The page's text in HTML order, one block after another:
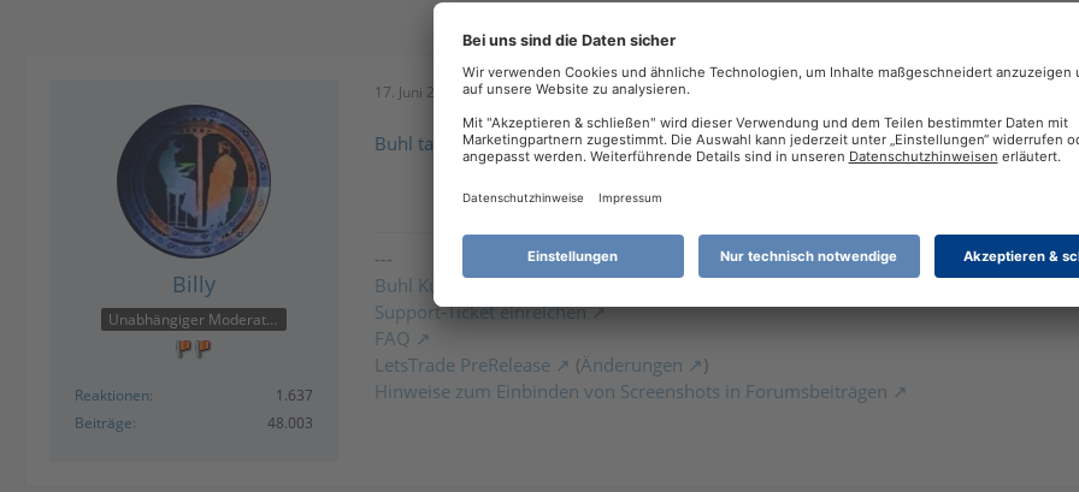
Billy
Unabhängiger Moderator
Reaktionen
1.637
Beiträge
48.003
17. Juni 2025 um 13:37
Buhl tax Forum
---
Buhl Kundencenter
Support-Ticket einreichen
FAQ
LetsTrade PreRelease
(Änderungen
)
Hinweise zum Einbinden von Screenshots in Forumsbeiträgen